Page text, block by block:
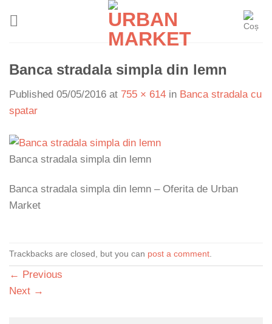
Banca stradala simpla din lemn
Published 05/05/2016 at 755 × 614 in Banca stradala cu
spatar
Banca stradala simpla din lemn
Banca stradala simpla din lemn – Oferita de Urban
Market
Trackbacks are closed, but you can post a comment
← Previous
Next →